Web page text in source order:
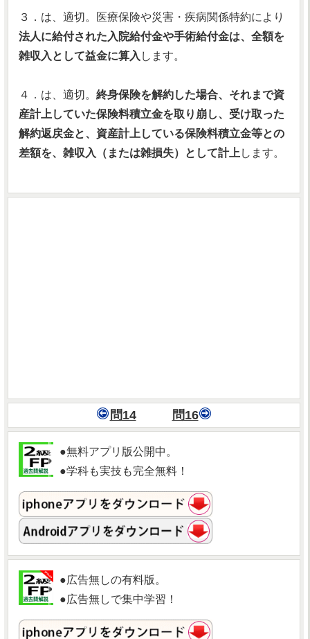
３．は、適切。医療保険や災害・疾病関係特約により
法人に給付された入院給付金や手術給付金は、全額を
雑収入として益金に算入 します。
４．は、適切。 終身保険を解約した場合、それまで資
産計上していた保険料積立金を取り崩し、受け取った
解約返戻金と、資産計上している保険料積立金等との
差額を、雑収入（または雑損失）として計上 します。
問14 問16
●無料アプリ版公開中。
●学科も実技も完全無料！
●広告無しの有料版。
●広告無しで集中学習！